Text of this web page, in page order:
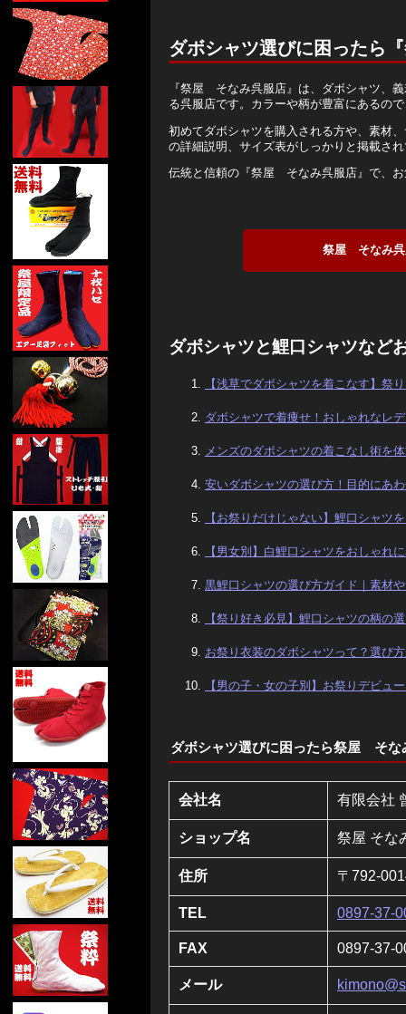
ダボシャツ選びに困ったら
『祭屋 そなみ呉服店』は、ダボシャツ、
る呉服店です。カラーや柄が豊富にあるの
初めてダボシャツを購入される方や、素材
の詳細説明、サイズ表がしっかりと掲載さ
伝統と信頼の『祭屋 そなみ呉服店』で、
祭屋 そなみ呉
ダボシャツと鯉口シャツなど
【浅草でダボシャツを着こなす】祭
ダボシャツで着痩せ！おしゃれなレ
メンズのダボシャツの着こなし術を
安いダボシャツの選び方！目的にあ
【お祭りだけじゃない】鯉口シャツ
【男女別】白鯉口シャツをおしゃれ
黒鯉口シャツの選び方ガイド｜素材
【祭り好き必見】鯉口シャツの柄の
お祭り衣装のダボシャツって？選び
【男の子・女の子別】お祭りデビュ
ダボシャツ選びに困ったら祭屋 そな
会社名 有限会社
ショップ名 祭屋 そな
住所 〒792-
TEL 0897-37-
FAX 0897-37-
メール